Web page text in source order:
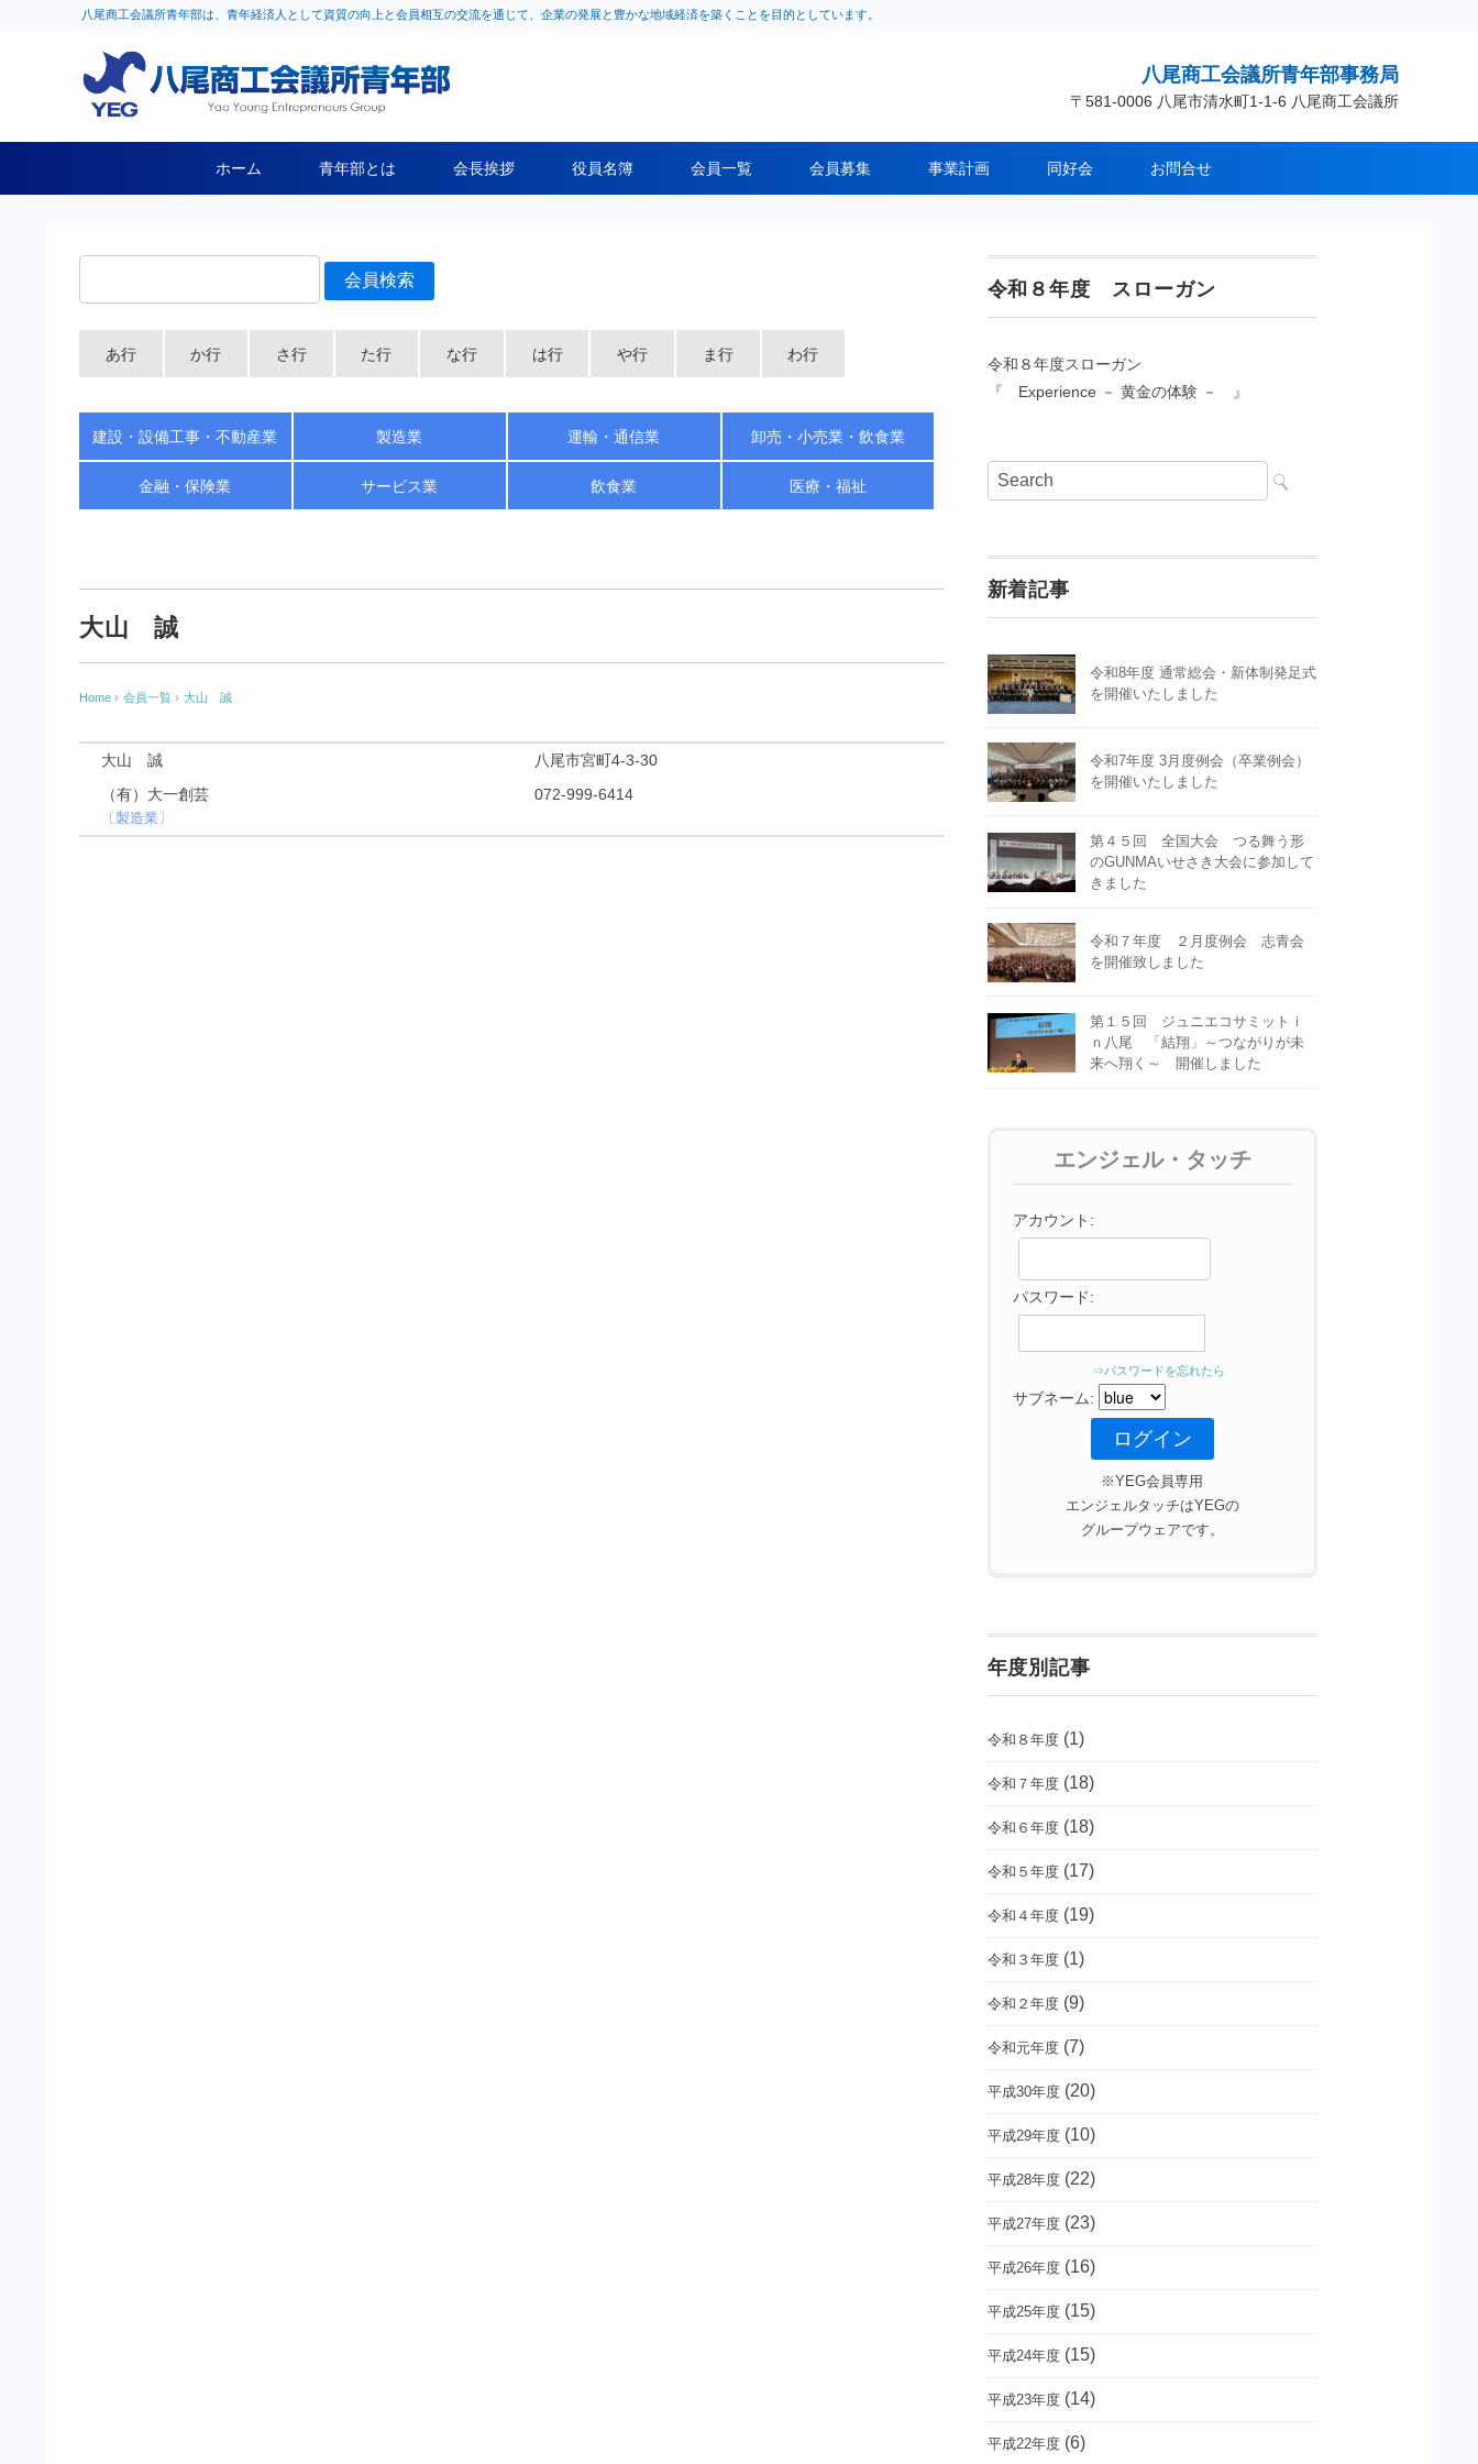
八尾商工会議所青年部は、青年経済人として資質の向上と会員相互の交流を通じて、企業の発展と豊かな地域経済を築くことを目的としています。
八尾商工会議所青年部事務局
〒581-0006 八尾市清水町1-1-6 八尾商工会議所
ホーム 青年部とは 会長挨拶 役員名簿 会員一覧 会員募集 事業計画 同好会 お問合せ
あ行 か行 さ行 た行 な行 は行 や行 ま行 わ行
建設・設備工事・不動産業 製造業 運輸・通信業 卸売・小売業・飲食業
金融・保険業 サービス業 飲食業 医療・福祉
大山 誠
Home › 会員一覧 › 大山 誠
大山 誠
八尾市宮町4-3-30
（有）大一創芸
〔製造業〕
072-999-6414
令和８年度 スローガン
令和８年度スローガン
『 Experience － 黄金の体験 － 』
新着記事
令和8年度 通常総会・新体制発足式
を開催いたしました
令和7年度 3月度例会（卒業例会）
を開催いたしました
第４５回 全国大会 つる舞う形
のGUNMAいせさき大会に参加して
きました
令和７年度 ２月度例会 志青会
を開催致しました
第１５回 ジュニエコサミットｉ
ｎ八尾 「結翔」～つながりが未
来へ翔く～ 開催しました
エンジェル・タッチ
アカウント:
パスワード:
⇒パスワードを忘れたら
サブネーム:
※YEG会員専用
エンジェルタッチはYEGの
グループウェアです。
年度別記事
令和８年度(1)
令和７年度(18)
令和６年度(18)
令和５年度(17)
令和４年度(19)
令和３年度(1)
令和２年度(9)
令和元年度(7)
平成30年度(20)
平成29年度(10)
平成28年度(22)
平成27年度(23)
平成26年度(16)
平成25年度(15)
平成24年度(15)
平成23年度(14)
平成22年度(6)